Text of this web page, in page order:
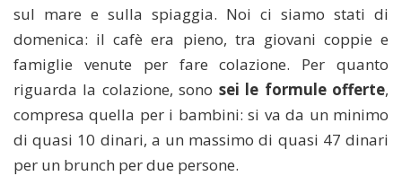
sul mare e sulla spiaggia. Noi ci siamo stati di
domenica: il cafè era pieno, tra giovani coppie e
famiglie venute per fare colazione. Per quanto
riguarda la colazione, sono sei le formule offerte,
compresa quella per i bambini: si va da un minimo
di quasi 10 dinari, a un massimo di quasi 47 dinari
per un brunch per due persone.